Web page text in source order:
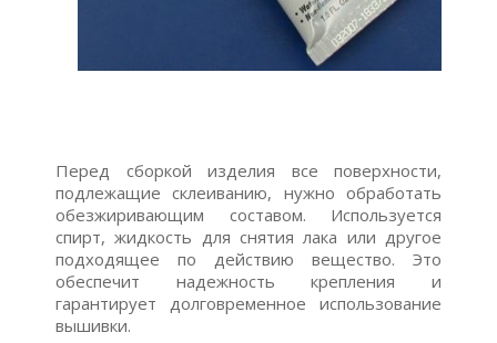
Перед сборкой изделия все поверхности,
подлежащие склеиванию, нужно обработать
обезжиривающим составом. Используется
спирт, жидкость для снятия лака или другое
подходящее по действию вещество. Это
обеспечит надежность крепления и
гарантирует долговременное использование
вышивки.